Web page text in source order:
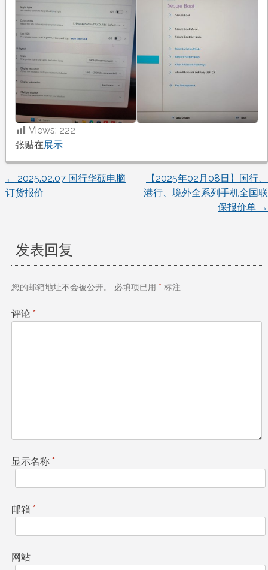
Views: 222
张贴在展示
文
导
航
← 2025.02.07 国行华硕电脑
订货报价
【2025年02月08日】国行、
港行、境外全系列手机全国联
保报价单 →
发表回复
您的邮箱地址不会被公开。 必填项已用 * 标注
评论 *
显示名称 *
邮箱 *
网站